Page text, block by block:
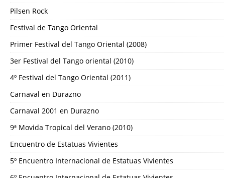
Pilsen Rock
Festival de Tango Oriental
Primer Festival del Tango Oriental (2008)
3er Festival del Tango oriental (2010)
4º Festival del Tango Oriental (2011)
Carnaval en Durazno
Carnaval 2001 en Durazno
9ª Movida Tropical del Verano (2010)
Encuentro de Estatuas Vivientes
5º Encuentro Internacional de Estatuas Vivientes